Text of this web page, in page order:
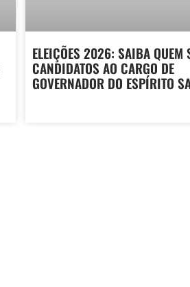
ELEIÇÕES 2026: SAIBA QUEM
CANDIDATOS AO CARGO DE
GOVERNADOR DO ESPÍRITO